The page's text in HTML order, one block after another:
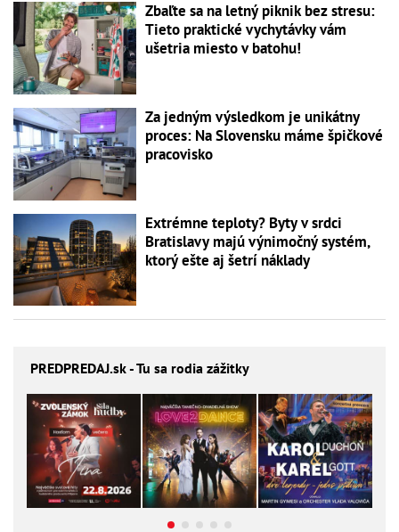
Zbaľte sa na letný piknik bez stresu:
Tieto praktické vychytávky vám
ušetria miesto v batohu!
Za jedným výsledkom je unikátny
proces: Na Slovensku máme špičkové
pracovisko
Extrémne teploty? Byty v srdci
Bratislavy majú výnimočný systém,
ktorý ešte aj šetrí náklady
PREDPREDAJ.sk - Tu sa rodia zážitky